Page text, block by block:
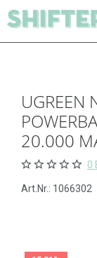
UGREEN
20.000
0
Art.Nr.: 1066302